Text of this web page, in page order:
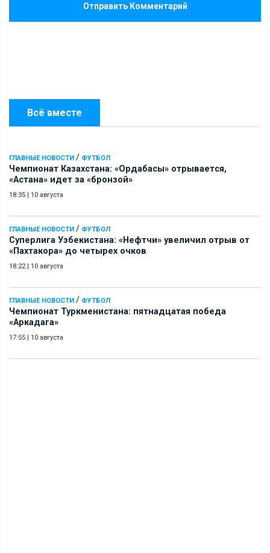
Всё вместе
ГЛАВНЫЕ НОВОСТИ / ФУТБОЛ
Чемпионат Казахстана: «Ордабасы» отрывается,
«Астана» идет за «бронзой»
18:35 | 10 августа
ГЛАВНЫЕ НОВОСТИ / ФУТБОЛ
Суперлига Узбекистана: «Нефтчи» увеличил отрыв от
«Пахтакора» до четырех очков
18:22| 10 августа
ГЛАВНЫЕ НОВОСТИ / ФУТБОЛ
Чемпионат Туркменистана: пятнадцатая победа
«Аркадага»
17:55 | 10 августа
Отправить Комментарий